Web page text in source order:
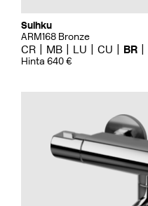
Suihku
ARM168 Bronze
CR MB LU CU BR
Hinta 640 €